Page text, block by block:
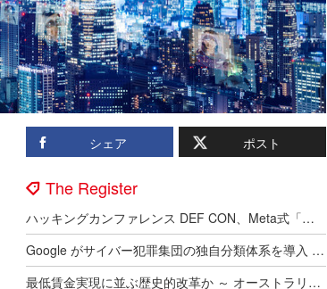
シェア ポスト
The Register
ハッキングカンファレンス DEF CON、Meta式「変態メガネ」全面禁止（度付きもNG）広がるスマートグラス締め出し
Google がサイバー犯罪集団の独自分類体系を導入 ～ Microsoft と CrowdStrike が推進した業界統一規則はいずこへ
最低賃金実現に並ぶ歴史的改革か ～ オーストラリア首相が AI 企業に消費する以上の発電とコンテンツ盗用停止を突きつける